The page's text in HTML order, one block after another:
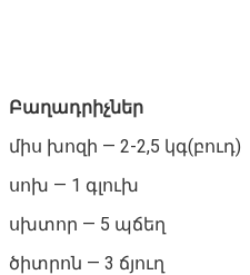
Բաղադրիչներ
միս խոզի — 2-2,5 կգ(բուդ)
սոխ — 1 գլուխ
սխտոր — 5 պճեղ
ծիտրոն — 3 ճյուղ